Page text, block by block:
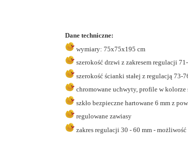
Dane techniczne:
wymiary: 75x75x195 cm
szerokość drzwi z zakresem regulacji
szerokość ścianki stałej z regulacją 73-
chromowane uchwyty, profile w kolorze
szkło bezpieczne hartowane 6 mm z
regulowane zawiasy
zakres regulacji 30 - 60 mm -